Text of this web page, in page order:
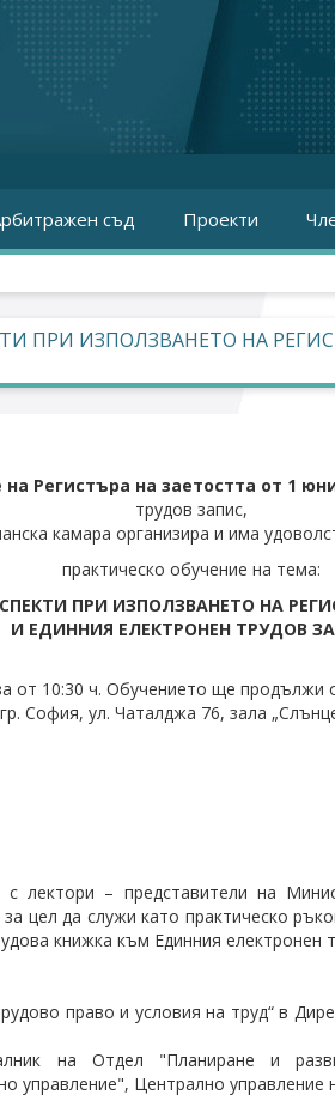
съд Проекти
ПРИ ИЗПОЛЗВАНЕТО НА
Регистъра на заетостта от 1
трудов запис,
камара организира и има
практическо обучение на тема:
ПРИ ИЗПОЛЗВАНЕТО НА
И ЕДИННИЯ ЕЛЕКТРОНЕН ТРУДОВ
от 10:30 ч. Обучението ще продължи
София, ул. Чаталджа 76, зала
лектори – представители на
цел да служи като практическо
книжка към Единния електронен
право и условия на труд“ в
на Отдел "Планиране и
управление", Централно управление